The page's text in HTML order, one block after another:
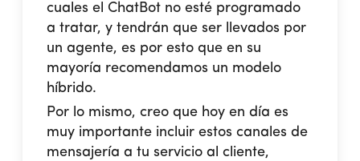
cuales el ChatBot no esté programado
a tratar, y tendrán que ser llevados por
un agente, es por esto que en su
mayoría recomendamos un modelo
híbrido.
Por lo mismo, creo que hoy en día es
muy importante incluir estos canales de
mensajería a tu servicio al cliente,